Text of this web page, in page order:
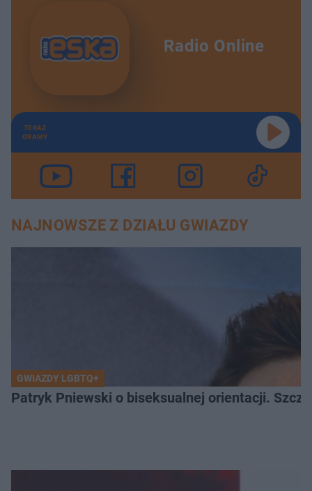
Radio Online
TERAZ
GRAMY
NAJNOWSZE Z DZIAŁU GWIAZDY
GWIAZDY LGBTQ+
Patryk Pniewski o biseksualnej orientacji.